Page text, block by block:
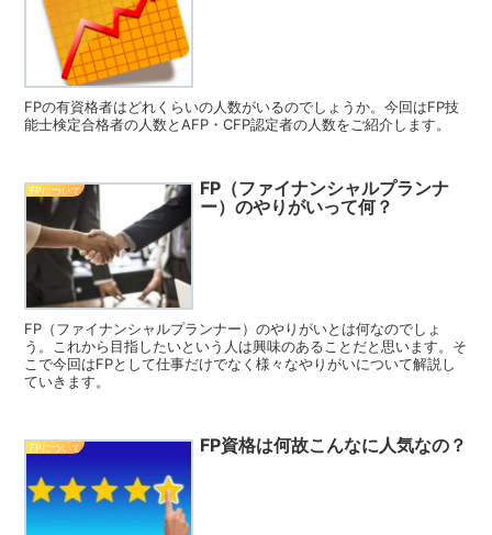
FPの有資格者はどれくらいの人数がいるのでしょうか。今回はFP技
能士検定合格者の人数とAFP・CFP認定者の人数をご紹介します。
FPについて
FP（ファイナンシャルプランナ
ー）のやりがいって何？
FP（ファイナンシャルプランナー）のやりがいとは何なのでしょ
う。これから目指したいという人は興味のあることだと思います。そ
こで今回はFPとして仕事だけでなく様々なやりがいについて解説し
ていきます。
FPについて FP資格は何故こんなに人気なの？